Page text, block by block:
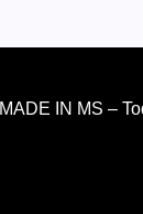
IN MS –